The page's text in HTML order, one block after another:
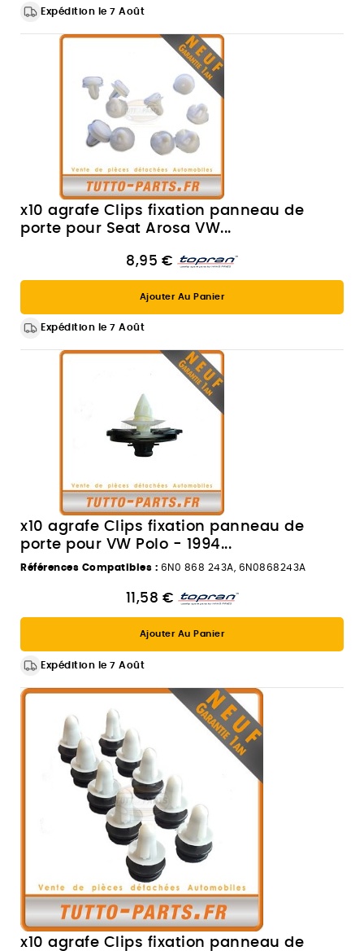
Expédition le 7 Août
x10 agrafe Clips fixation panneau de
porte pour Seat Arosa VW...
8,95 €
Ajouter Au Panier
Expédition le 7 Août
x10 agrafe Clips fixation panneau de
porte pour VW Polo - 1994...
Références Compatibles : 6N0 868 243A, 6N0868243A
11,58 €
Ajouter Au Panier
Expédition le 7 Août
x10 agrafe Clips fixation panneau de